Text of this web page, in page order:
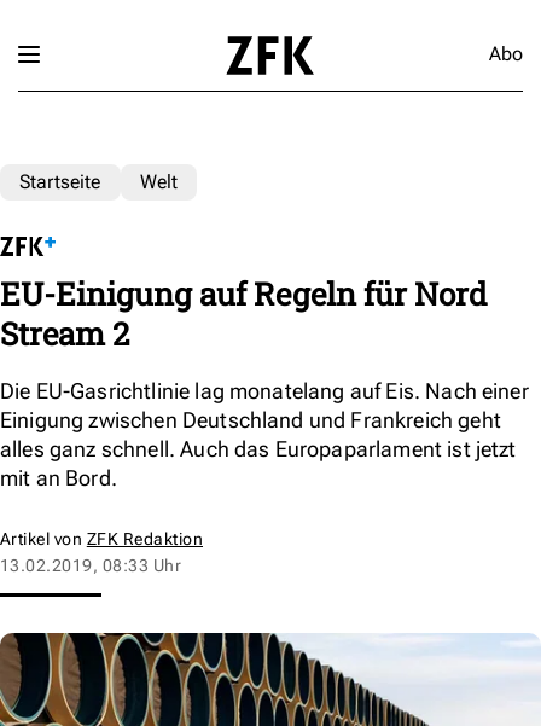
Abo
Startseite Welt
EU-Einigung auf Regeln für Nord
Stream 2
Die EU-Gasrichtlinie lag monatelang auf Eis. Nach einer
Einigung zwischen Deutschland und Frankreich geht
alles ganz schnell. Auch das Europaparlament ist jetzt
mit an Bord.
Artikel von ZFK Redaktion
13.02.2019, 08:33 Uhr